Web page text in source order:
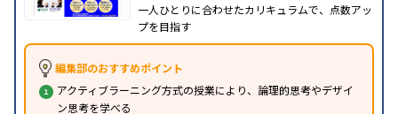
一人ひとりに合わせたカリキュラムで、点数アッ
プを目指す
編集部のおすすめポイント
アクティブラーニング方式の授業により、論理的思考やデザイ
ン思考を学べる